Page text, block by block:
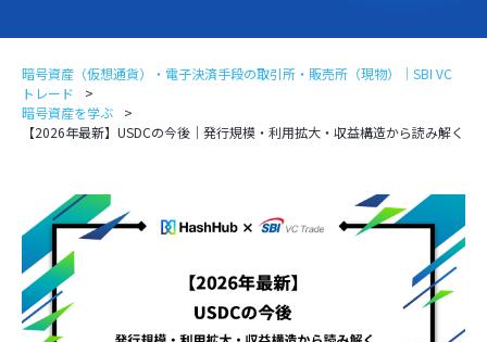
暗号資産（仮想通貨）・電子決済手段の取引所・販売所（現物）｜SBI VC
トレード
暗号資産を学ぶ
【2026年最新】USDCの今後｜発行規模・利用拡大・収益構造から読み解く